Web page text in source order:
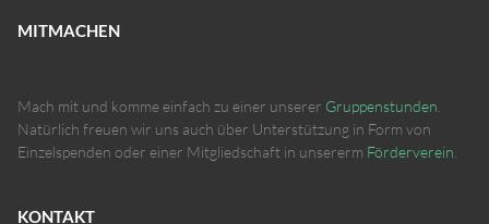
MITMACHEN
Mach mit und komme einfach zu einer unserer Gruppenstunden
Natürlich freuen wir uns auch über Unterstützung in Form von
Einzelspenden oder einer Mitgliedschaft in unsererm Förderverein
KONTAKT